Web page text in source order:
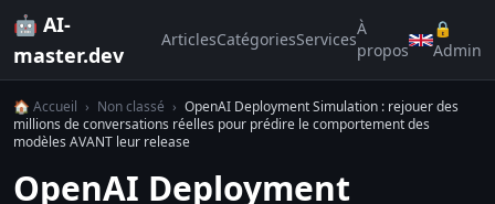
🤖 AI-
master.dev
ArticlesCatégoriesServices
À
propos
🔒
Admin
🏠 Accueil › Non classé › OpenAI Deployment Simulation : rejouer des
millions de conversations réelles pour prédire le comportement des
modèles AVANT leur release
OpenAI Deployment